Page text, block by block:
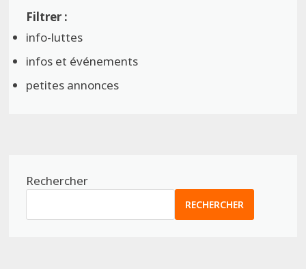
info-luttes
infos et événements
petites annonces
Rechercher
RECHERCHER